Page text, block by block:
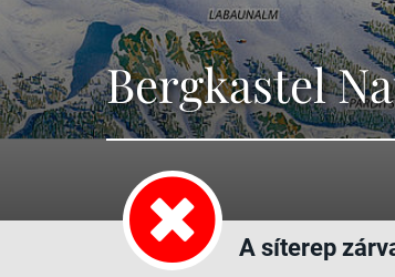
Bergkastel
A síterep